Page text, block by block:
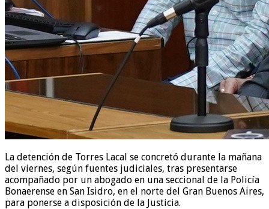
La detención de Torres Lacal se concretó durante la mañana
del viernes, según fuentes judiciales, tras presentarse
acompañado por un abogado en una seccional de la Policía
Bonaerense en San Isidro, en el norte del Gran Buenos Aires,
para ponerse a disposición de la Justicia.